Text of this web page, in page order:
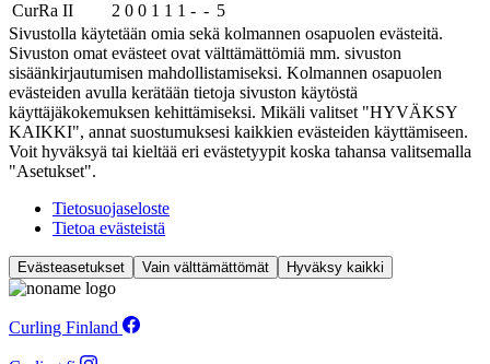
CurRa II
2 0 0 1 1 1 - - 5
Sivustolla käytetään omia sekä kolmannen osapuolen evästeitä.
Sivuston omat evästeet ovat välttämättömiä mm. sivuston
sisäänkirjautumisen mahdollistamiseksi. Kolmannen osapuolen
evästeiden avulla kerätään tietoja sivuston käytöstä
käyttäjäkokemuksen kehittämiseksi. Mikäli valitset "HYVÄKSY
KAIKKI", annat suostumuksesi kaikkien evästeiden käyttämiseen.
Voit hyväksyä tai kieltää eri evästetyypit koska tahansa valitsemalla
"Asetukset".
Tietosuojaseloste
Tietoa evästeistä
Evästeasetukset Vain välttämättömät Hyväksy kaikki
Curling Finland